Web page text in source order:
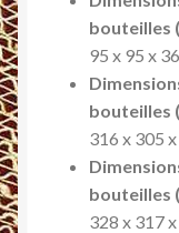
bouteilles
95 x 95 x
bouteilles
316 x 305
bouteilles
328 x 317